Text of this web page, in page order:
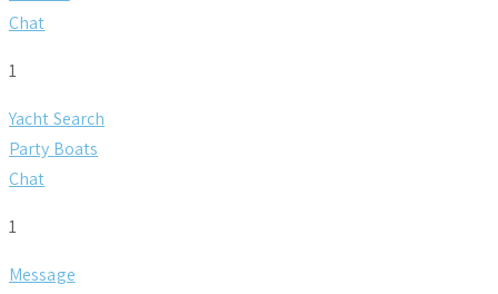
Chat
1
Yacht Search
Party Boats
Chat
1
Message